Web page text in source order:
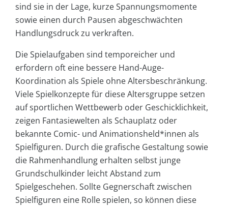
sind sie in der Lage, kurze Spannungsmomente
sowie einen durch Pausen abgeschwächten
Handlungsdruck zu verkraften.
Die Spielaufgaben sind temporeicher und
erfordern oft eine bessere Hand-Auge-
Koordination als Spiele ohne Altersbeschränkung.
Viele Spielkonzepte für diese Altersgruppe setzen
auf sportlichen Wettbewerb oder Geschicklichkeit,
zeigen Fantasiewelten als Schauplatz oder
bekannte Comic- und Animationsheld*innen als
Spielfiguren. Durch die grafische Gestaltung sowie
die Rahmenhandlung erhalten selbst junge
Grundschulkinder leicht Abstand zum
Spielgeschehen. Sollte Gegnerschaft zwischen
Spielfiguren eine Rolle spielen, so können diese